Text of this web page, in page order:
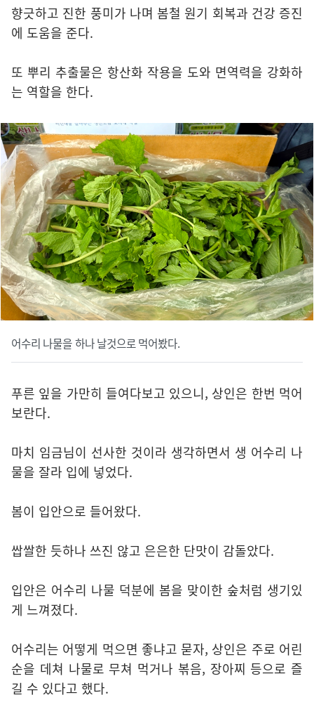
향긋하고 진한 풍미가 나며 봄철 원기 회복과 건강 증진
에 도움을 준다.
또 뿌리 추출물은 항산화 작용을 도와 면역력을 강화하
는 역할을 한다.
어수리 나물을 하나 날것으로 먹어봤다.
푸른 잎을 가만히 들여다보고 있으니, 상인은 한번 먹어
보란다.
마치 임금님이 선사한 것이라 생각하면서 생 어수리 나
물을 잘라 입에 넣었다.
봄이 입안으로 들어왔다.
쌉쌀한 듯하나 쓰진 않고 은은한 단맛이 감돌았다.
입안은 어수리 나물 덕분에 봄을 맞이한 숲처럼 생기있
게 느껴졌다.
어수리는 어떻게 먹으면 좋냐고 묻자, 상인은 주로 어린
순을 데쳐 나물로 무쳐 먹거나 볶음, 장아찌 등으로 즐
길 수 있다고 했다.